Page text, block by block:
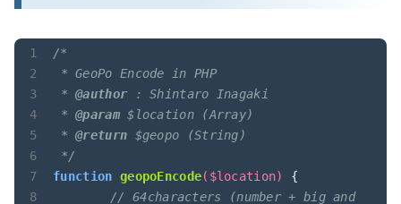
/*
* @author : Shintaro Inagaki
* @param $location (Array)
* @return $geopo (String)
*/
function geopoEncode($location)
{
// 64characters (number + big and